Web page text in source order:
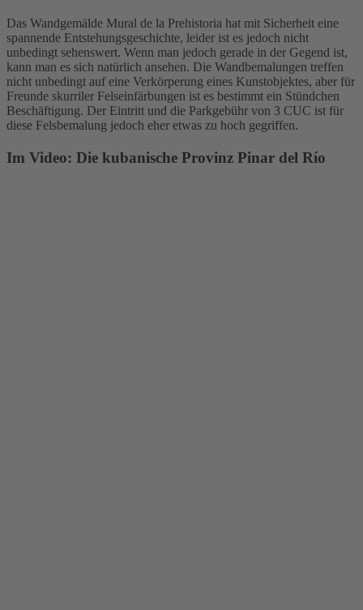
Das Wandgemälde Mural de la Prehistoria hat mit Sicherheit eine
spannende Entstehungsgeschichte, leider ist es jedoch nicht
unbedingt sehenswert. Wenn man jedoch gerade in der Gegend ist,
kann man es sich natürlich ansehen. Die Wandbemalungen treffen
nicht unbedingt auf eine Verkörperung eines Kunstobjektes, aber für
Freunde skurriler Felseinfärbungen ist es bestimmt ein Stündchen
Beschäftigung. Der Eintritt und die Parkgebühr von 3 CUC ist für
diese Felsbemalung jedoch eher etwas zu hoch gegriffen.
Im Video: Die kubanische Provinz Pinar del Río